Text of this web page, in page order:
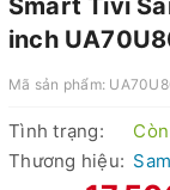
Smart Tivi
inch
Mã sản phẩm:
Tình trạng:
Thương hiệu: